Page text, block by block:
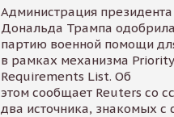
Администрация
Дональда Трампа
партию военной помощи
в рамках механизма
Requirements List. Об
этом сообщает Reuters со
два источника, знакомых с